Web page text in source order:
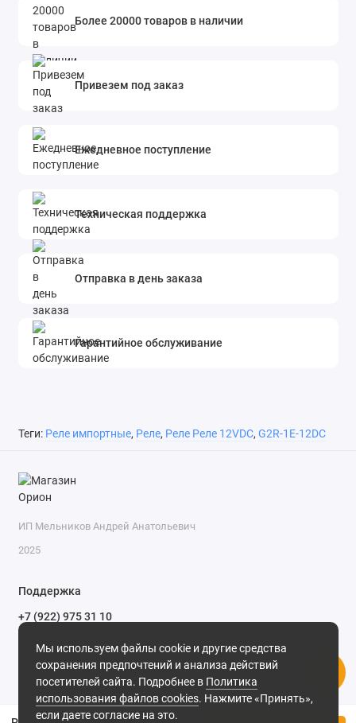
Более 20000 товаров в наличии
Привезем под заказ
Ежедневное поступление
Техническая поддержка
Отправка в день заказа
Гарантийное обслуживание
Теги: Реле импортные, Реле, Реле Реле 12VDC, G2R-1E-12DC
Мы используем файлы cookie и другие средства
сохранения предпочтений и анализа действий
посетителей сайта. Подробнее в Политика
использования файлов cookies. Нажмите «Принять»,
если даете согласие на это.
ИП Мельников Андрей Анатольевич
2025
Поддержка
+7 (922) 975 31 10
+7 (909) 144 34 47
пн-пт с 9-00 до 18-00 часов,
сб с 10-00 до 15-00 часов,
вс выходной
(MSK, UTC+3)